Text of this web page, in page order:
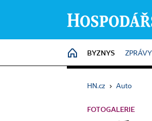
HOME
BYZNYS ZPRÁVY
HN.cz › Auto
FOTOGALERIE